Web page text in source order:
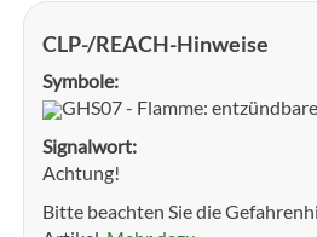
CLP-/REACH-Hinweise
Symbole:
GHS07 - Flamme:
Signalwort:
Achtung!
Bitte beachten Sie die